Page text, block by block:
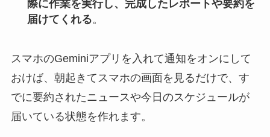
際に作業を実行し、完成したレポートや要約を
届けてくれる。
スマホのGeminiアプリを入れて通知をオンにして
おけば、朝起きてスマホの画面を見るだけで、す
でに要約されたニュースや今日のスケジュールが
届いている状態を作れます。